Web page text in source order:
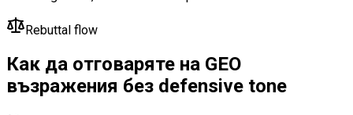
Rebuttal flow
Как да отговаряте на GEO
възражения без defensive tone